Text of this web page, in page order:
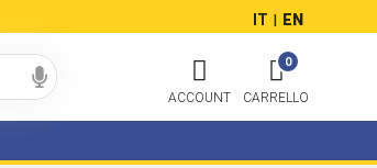
IT | EN
0